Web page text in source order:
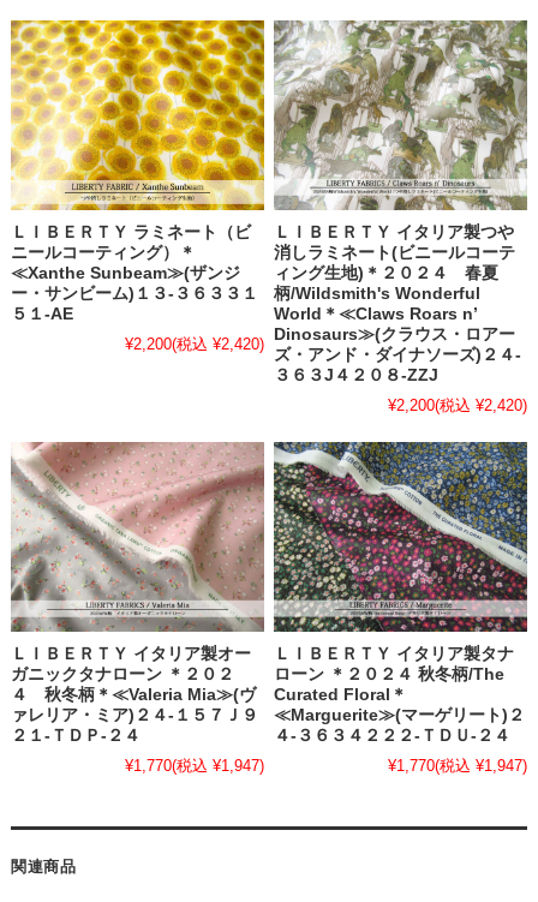
ＬＩＢＥＲＴＹ ラミネート（ビ
ニールコーティング）＊
≪Xanthe Sunbeam≫(ザンジ
ー・サンビーム)１３-３６３３１
５１-AE
¥2,200(税込 ¥2,420)
ＬＩＢＥＲＴＹ イタリア製つや
消しラミネート(ビニールコーテ
ィング生地)＊２０２４ 春夏
柄/Wildsmith's Wonderful
World＊≪Claws Roars n’
Dinosaurs≫(クラウス・ロアー
ズ・アンド・ダイナソーズ)２４-
３６３J４２０８-ZZJ
¥2,200(税込 ¥2,420)
ＬＩＢＥＲＴＹ イタリア製オー
ガニックタナローン ＊２０２
４ 秋冬柄＊≪Valeria Mia≫(ヴ
ァレリア・ミア)２４-１５７Ｊ９
２１-ＴＤＰ-２４
¥1,770(税込 ¥1,947)
ＬＩＢＥＲＴＹ イタリア製タナ
ローン ＊２０２４ 秋冬柄/The
Curated Floral＊
≪Marguerite≫(マーゲリート)２
４-３６３４２２２-ＴＤＵ-２４
¥1,770(税込 ¥1,947)
関連商品